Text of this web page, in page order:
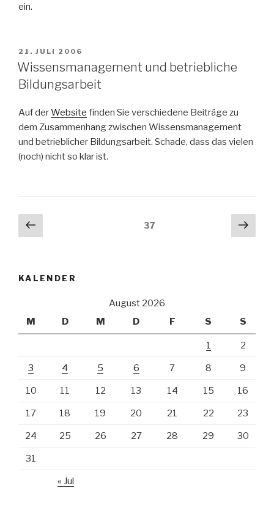
ein.
VERÖFFENTLICHT
AM
21. JULI 2006
Wissensmanagement und betriebliche
Bildungsarbeit
Auf derWebsite finden Sie verschiedene Beiträge zu
dem Zusammenhang zwischen Wissensmanagement
und betrieblicher Bildungsarbeit. Schade, dass das vielen
(noch) nicht so klar ist.
Beitragsnavigation
Vorherige
Seite
Seite37
KALENDER
August 2026
M
D M D F S S
1 2
3 4 5 6 7 8 9
10 11 12 13 14 15 16
17 18 19 20 21 22 23
24 25 26 27 28 29 30
31
« Jul